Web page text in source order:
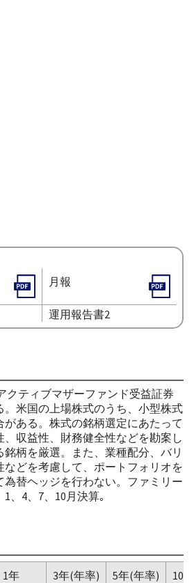
月報
運用報告書2
クティブマザーファンド受益証券
。米国の上場株式のうち、小型株式
ある。株式の銘柄選定にあたって
収益性、財務健全性などを勘案し
柄を厳選。また、業種配分、バリ
などを考慮して、ポートフォリオを
替ヘッジを行わない。ファミリー
、4、7、10月決算｡
1年 3年(年率) 5年(年率)
10